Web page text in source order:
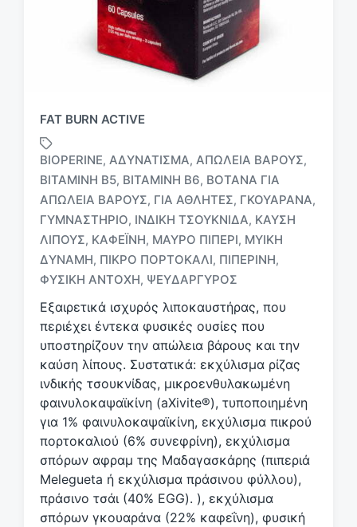
FAT BURN ACTIVE
Μ
ε
ε
κ
έ
α
BIOPERINE, ΑΔΥΝΆΤΙΣΜΑ, ΑΠΏΛΕΙΑ ΒΆΡΟΥΣ,
ΒΙΤΑΜΊΝΗ B5, ΒΙΤΑΜΊΝΗ Β6, ΒΌΤΑΝΑ ΓΙΑ
ΑΠΏΛΕΙΑ ΒΆΡΟΥΣ, ΓΙΑ ΑΘΛΗΤΈΣ, ΓΚΟΥΑΡΆΝΑ,
ΓΥΜΝΑΣΤΉΡΙΟ, ΙΝΔΙΚΉ ΤΣΟΥΚΝΊΔΑ, ΚΑΎΣΗ
ΛΊΠΟΥΣ, ΚΑΦΕΪ́ΝΗ, ΜΑΎΡΟ ΠΙΠΈΡΙ, ΜΥΙΚΉ
ΔΎΝΑΜΗ, ΠΙΚΡΌ ΠΟΡΤΟΚΆΛΙ, ΠΙΠΕΡΊΝΗ,
ΦΥΣΙΚΉ ΑΝΤΟΧΉ, ΨΕΥΔΆΡΓΥΡΟΣ
Εξαιρετικά ισχυρός λιποκαυστήρας, που
περιέχει έντεκα φυσικές ουσίες που
υποστηρίζουν την απώλεια βάρους και την
καύση λίπους. Συστατικά: εκχύλισμα ρίζας
ινδικής τσουκνίδας, μικροενθυλακωμένη
φαινυλοκαψαϊκίνη (aXivite®), τυποποιημένη
για 1% φαινυλοκαψαϊκίνη, εκχύλισμα πικρού
πορτοκαλιού (6% συνεφρίνη), εκχύλισμα
σπόρων αφραμ της Μαδαγασκάρης (πιπεριά
Melegueta ή εκχύλισμα πράσινου φύλλου),
πράσινο τσάι (40% EGG). ), εκχύλισμα
σπόρων γκουαράνα (22% καφεΐνη), φυσική